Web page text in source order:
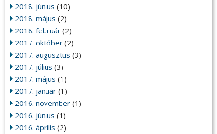
2018. június (10)
2018. május (2)
2018. február (2)
2017. október (2)
2017. augusztus (3)
2017. július (3)
2017. május (1)
2017. január (1)
2016. november (1)
2016. június (1)
2016. április (2)